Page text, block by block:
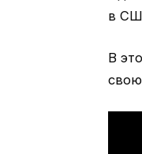
в
В